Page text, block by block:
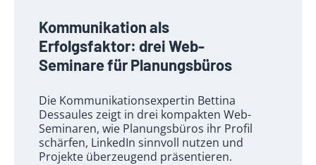
Kommunikation als
Erfolgsfaktor: drei Web-
Seminare für Planungsbüros
Die Kommunikationsexpertin Bettina
Dessaules zeigt in drei kompakten Web-
Seminaren, wie Planungsbüros ihr Profil
schärfen, LinkedIn sinnvoll nutzen und
Projekte überzeugend präsentieren.